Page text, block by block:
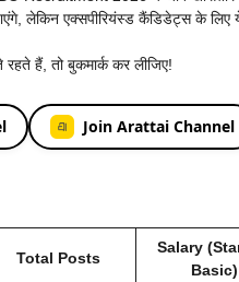
लेकिन एक्सपीरियंस्ड कैंडिडेट्स के लिए
हैं, तो बुकमार्क कर लीजिए!
Join Arattai Channel
Total Posts
Salary
Basic)